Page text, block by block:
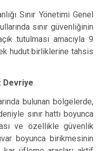
Sınır Yönetimi Genel
sınır güvenliğinin
tutulması amacıyla 9
hudut birliklerine tahsis
Devriye
bulunan bölgelerde,
sınır hattı boyunca
ve özellikle güvenlik
boyunca birikmesinin